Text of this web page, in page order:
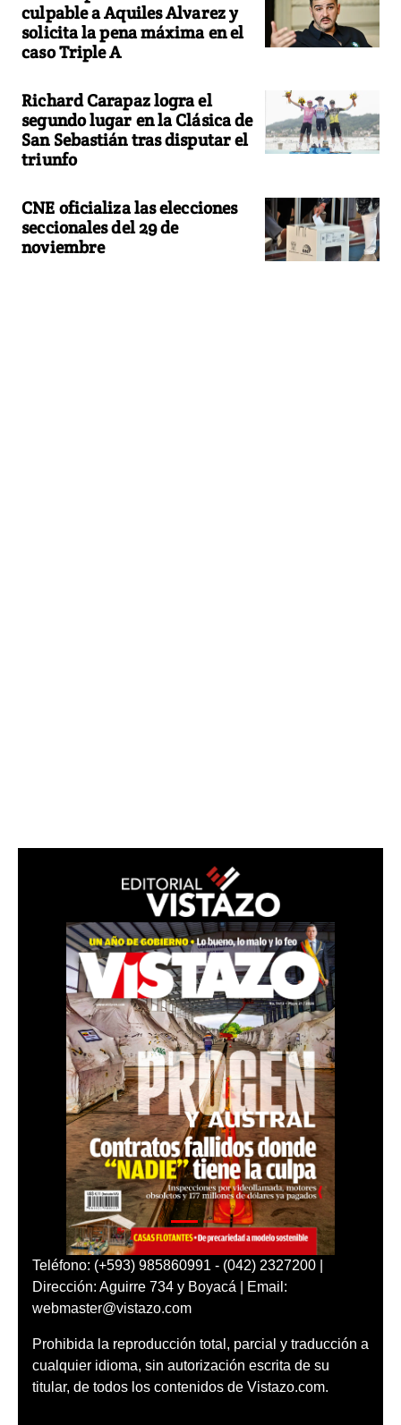
culpable a Aquiles Alvarez y
solicita la pena máxima en el
caso Triple A
Richard Carapaz logra el
segundo lugar en la Clásica de
San Sebastián tras disputar el
triunfo
CNE oficializa las elecciones
seccionales del 29 de
noviembre
Teléfono: (+593) 985860991 - (042) 2327200 |
Dirección: Aguirre 734 y Boyacá | Email:
webmaster@vistazo.com
Prohibida la reproducción total, parcial y traducción a
cualquier idioma, sin autorización escrita de su
titular, de todos los contenidos de Vistazo.com.